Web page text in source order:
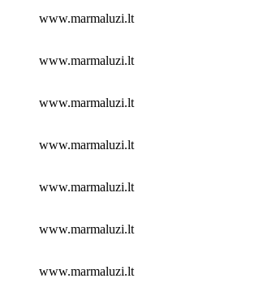
www.marmaluzi.lt
www.marmaluzi.lt
www.marmaluzi.lt
www.marmaluzi.lt
www.marmaluzi.lt
www.marmaluzi.lt
www.marmaluzi.lt